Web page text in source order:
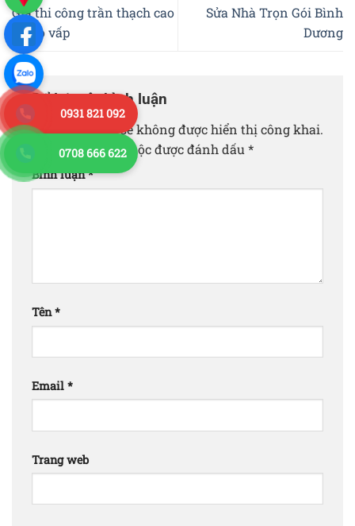
Giá thi công trần thạch cao
tại gò vấp
Sửa Nhà Trọn Gói Bình
Dương
Để lại một bình luận
Email của bạn sẽ không được hiển thị công khai.
Các trường bắt buộc được đánh dấu *
Bình luận*
Tên*
Email *
Trang web
0931 821 092
0708 666 622